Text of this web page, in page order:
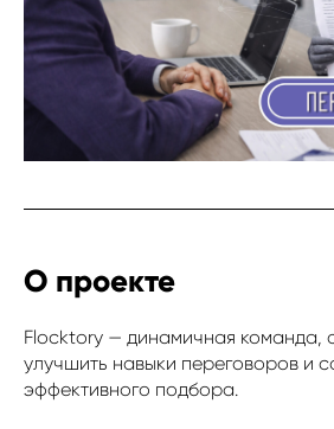
О проекте
Flocktory — динамичная команда,
улучшить навыки переговоров и
эффективного подбора.